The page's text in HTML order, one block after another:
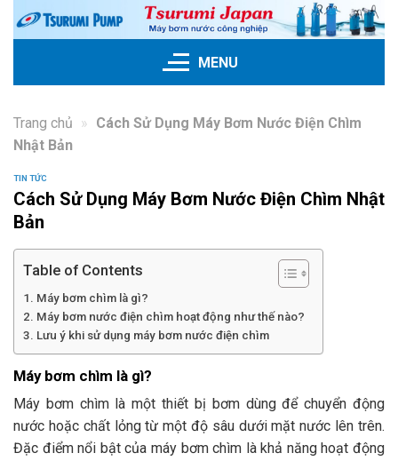
Skip
MENU
Trang chủ » Cách Sử Dụng Máy Bơm Nước Điện Chìm
Nhật Bản
TIN TỨC
Cách Sử Dụng Máy Bơm Nước Điện Chìm Nhật
Bản
Table of Contents
Máy bơm chìm là gì?
Máy bơm nước điện chìm hoạt động như thế nào?
Lưu ý khi sử dụng máy bơm nước điện chìm
Máy bơm chìm là gì?
Máy bơm chìm là một thiết bị bơm dùng để chuyển động
nước hoặc chất lỏng từ một độ sâu dưới mặt nước lên trên.
Đặc điểm nổi bật của máy bơm chìm là khả năng hoạt động